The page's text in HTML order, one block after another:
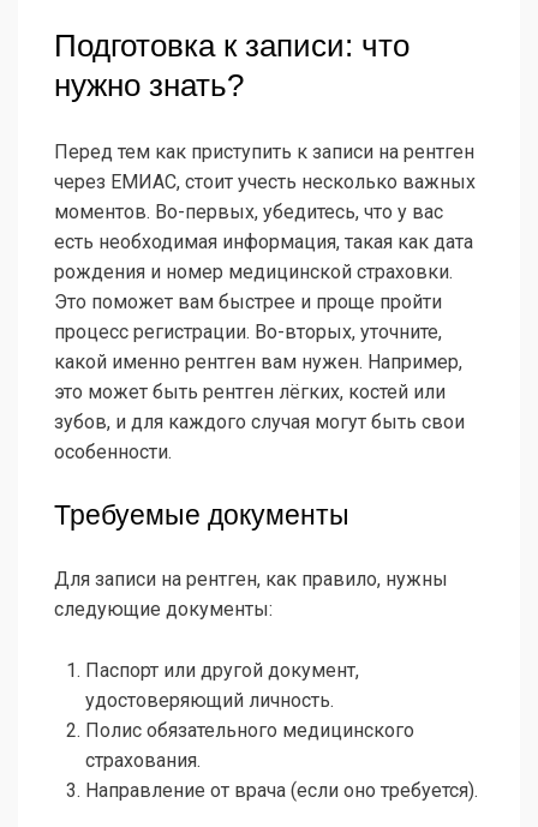
Подготовка к записи: что
нужно знать?
Перед тем как приступить к записи на рентген
через ЕМИАС, стоит учесть несколько важных
моментов. Во-первых, убедитесь, что у вас
есть необходимая информация, такая как дата
рождения и номер медицинской страховки.
Это поможет вам быстрее и проще пройти
процесс регистрации. Во-вторых, уточните,
какой именно рентген вам нужен. Например,
это может быть рентген лёгких, костей или
зубов, и для каждого случая могут быть свои
особенности.
Требуемые документы
Для записи на рентген, как правило, нужны
следующие документы:
Паспорт или другой документ,
удостоверяющий личность.
Полис обязательного медицинского
страхования.
Направление от врача (если оно требуется).